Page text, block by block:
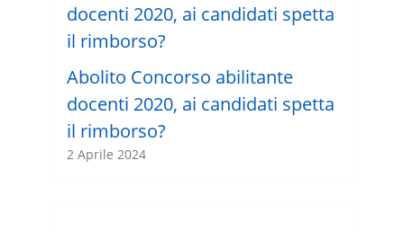
Abolito Concorso abilitante
docenti 2020, ai candidati spetta
il rimborso?
2 Aprile 2024